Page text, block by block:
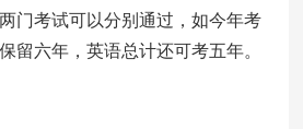
门考试可以分别通过，如今年考
留六年，英语总计还可考五年。